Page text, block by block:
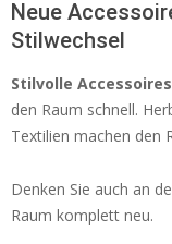
Neue
Stilwechsel
Stilvolle Accessoires
den Raum schnell.
Textilien machen den
Denken Sie auch an
Raum komplett neu.